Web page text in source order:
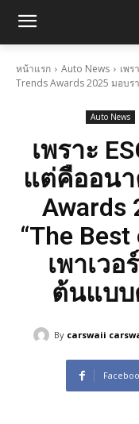
หน้าแรก Auto News
เพ
Trends Awards 2025 มอบร
Auto News
เพราะ
แต่คืออนา
Awards
“The
เพาเว
ต้นแบบ
By carswaii